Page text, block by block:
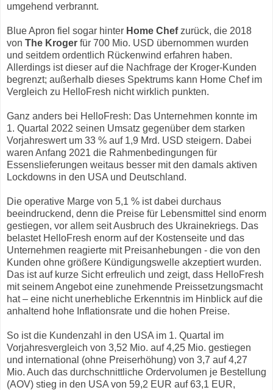
umgehend verbrannt.
Blue Apron fiel sogar hinter Home Chefzurück, die 2018
von The Kroger für 700 Mio. USD übernommen wurden
und seitdem ordentlich Rückenwind erfahren haben.
Allerdings ist dieser auf die Nachfrage der Kroger-Kunden
begrenzt; außerhalb dieses Spektrums kann Home Chef im
Vergleich zu HelloFresh nicht wirklich punkten.
Ganz anders bei HelloFresh: Das Unternehmen konnte im
1. Quartal 2022 seinen Umsatz gegenüber dem starken
Vorjahreswert um 33 % auf 1,9 Mrd. USD steigern. Dabei
waren Anfang 2021 die Rahmenbedingungen für
Essenslieferungen weitaus besser mit den damals aktiven
Lockdowns in den USA und Deutschland.
Die operative Marge von 5,1 % ist dabei durchaus
beeindruckend, denn die Preise für Lebensmittel sind enorm
gestiegen, vor allem seit Ausbruch des Ukrainekriegs. Das
belastet HelloFresh enorm auf der Kostenseite und das
Unternehmen reagierte mit Preisanhebungen - die von den
Kunden ohne größere Kündigungswelle akzeptiert wurden.
Das ist auf kurze Sicht erfreulich und zeigt, dass HelloFresh
mit seinem Angebot eine zunehmende Preissetzungsmacht
hat – eine nicht unerhebliche Erkenntnis im Hinblick auf die
anhaltend hohe Inflationsrate und die hohen Preise.
So ist die Kundenzahl in den USA im 1. Quartal im
Vorjahresvergleich von 3,52 Mio. auf 4,25 Mio. gestiegen
und international (ohne Preiserhöhung) von 3,7 auf 4,27
Mio. Auch das durchschnittliche Ordervolumen je Bestellung
(AOV) stieg in den USA von 59,2 EUR auf 63,1 EUR,